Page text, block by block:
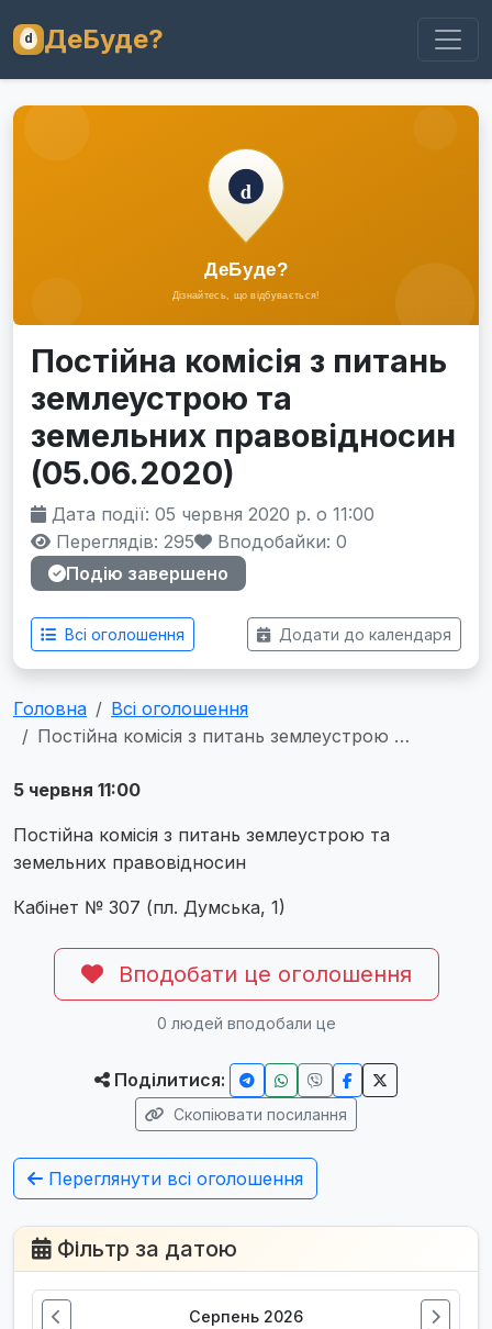
ДеБуде?
Постійна комісія з питань
землеустрою та
земельних правовідносин
(05.06.2020)
Дата події: 05 червня 2020 р. о 11:00
Переглядів: 295
Вподобайки: 0
Подію завершено
Всі оголошення Додати до календаря
Головна
Всі оголошення
Постійна комісія з питань землеустрою …
5 червня 11:00
Постійна комісія з питань землеустрою та
земельних правовідносин
Кабінет № 307 (пл. Думська, 1)
Вподобати це оголошення
0 людей вподобали це
Поділитися:
Скопіювати посилання
Переглянути всі оголошення
Фільтр за датою
Серпень 2026